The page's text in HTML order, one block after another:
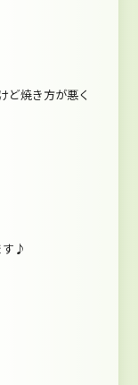
ど焼き方が悪く
す♪